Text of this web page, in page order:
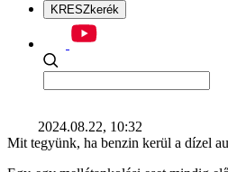
KRESZkerék
2024.08.22, 10:32
Mit tegyünk, ha benzin kerül a dízel